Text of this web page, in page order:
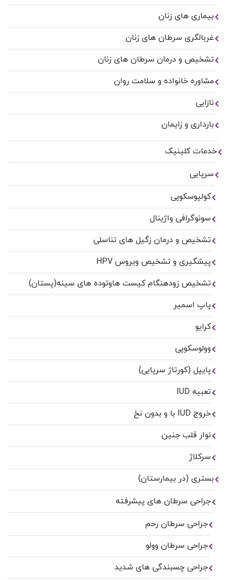
بیماری های زنان
غربالگری سرطان های زنان
تشخیص و درمان سرطان های زنان
مشاوره خانواده و سلامت روان
نازایی
بارداری و زایمان
خدمات کلینیک
سرپایی
کولپوسکوپی
سونوگرافی واژینال
تشخیص و درمان زگیل های تناسلی
پیشگیری و تشخیص ویروس HPV
تشخیص زودهنگام کیست هاوتوده های سینه(پستان)
پاپ اسمیر
کرایو
وولوسکوپی
پایپل (کورتاژ سرپایی)
تعبیه IUD
خروج IUD با و بدون نخ
نوار قلب جنین
سرکلاژ
بستری (در بیمارستان)
جراحی سرطان های پیشرفته
جراحی سرطان رحم
جراحی سرطان وولو
جراحی چسبندگی های شدید